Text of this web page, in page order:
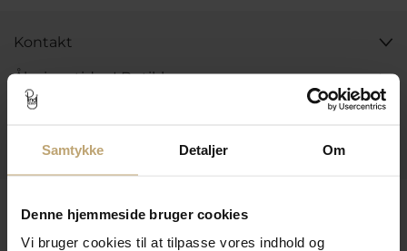
Samtykke Detaljer Om
Denne hjemmeside bruger cookies
Vi bruger cookies til at tilpasse vores indhold og
Kontakt
Åbningstider I Butikken
Information
Praktiske Sider